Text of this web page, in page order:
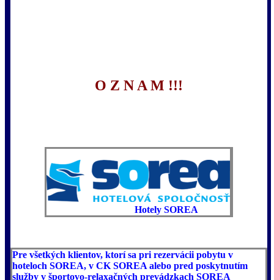
O Z N A M !!!
Hotely SOREA
Pre všetkých klientov, ktorí sa pri rezervácii pobytu v
hoteloch SOREA, v CK SOREA alebo pred poskytnutím
služby v športovo-relaxačných prevádzkach SOREA